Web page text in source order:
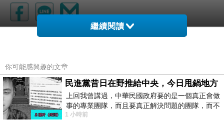
繼續閱讀
你可能感興趣的文章
民進黨昔日在野推給中央，今日甩鍋地方
上回我曾講過，中華民國政府要的是一個真正會做
事的專業團隊，而且要真正解決問題的團隊，而不
是只會到處甩鍋的雙標團隊，最近民進黨
1 小時前